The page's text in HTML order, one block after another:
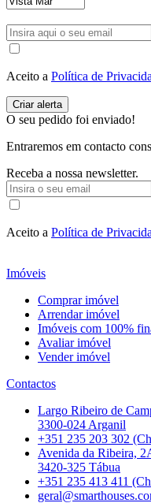
Aceito a Política de
O seu pedido foi enviado!
Entraremos em contacto
Receba a nossa newsletter.
Aceito a Política de
Imóveis
Comprar imóvel
Arrendar imóvel
Imóveis com 100%
Avaliar imóvel
Vender imóvel
Contactos
Largo Ribeiro de
3300-024 Arganil
+351 235 203 302
Avenida da Ribeira,
3420-325 Tábua
+351 235 413 411